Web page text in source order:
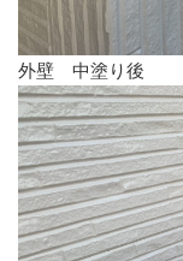
外壁 中塗り後